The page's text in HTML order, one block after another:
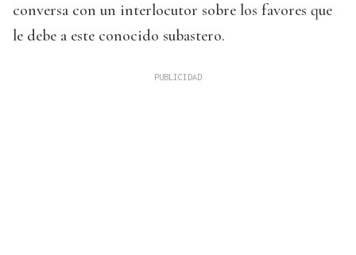
conversa con un interlocutor sobre los favores que
le debe a este conocido subastero.